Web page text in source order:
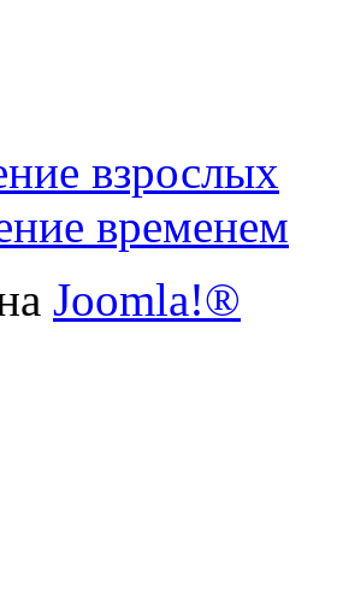
взрослых
временем
Joomla!®